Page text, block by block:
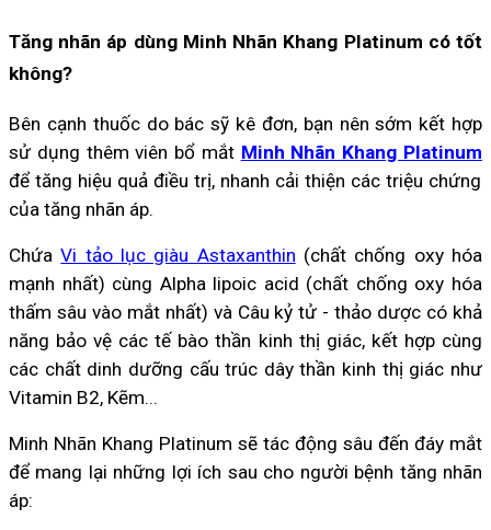
Tăng nhãn áp dùng Minh Nhãn Khang Platinum có tốt
không?
Bên cạnh thuốc do bác sỹ kê đơn, bạn nên sớm kết hợp
sử dụng thêm viên bổ mắt Minh Nhãn Khang Platinum
để tăng hiệu quả điều trị, nhanh cải thiện các triệu chứng
của tăng nhãn áp.
ChứaVi tảo lục giàu Astaxanthin (chất chống oxy hóa
mạnh nhất) cùng Alpha lipoic acid (chất chống oxy hóa
thấm sâu vào mắt nhất) và Câu kỷ tử - thảo dược có khả
năng bảo vệ các tế bào thần kinh thị giác, kết hợp cùng
các chất dinh dưỡng cấu trúc dây thần kinh thị giác như
Vitamin B2, Kẽm...
Minh Nhãn Khang Platinum sẽ tác động sâu đến đáy mắt
để mang lại những lợi ích sau cho người bệnh tăng nhãn
áp: